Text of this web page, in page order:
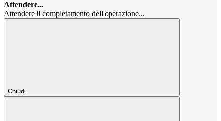
Attendere...
Attendere il completamento dell'operazione...
Chiudi